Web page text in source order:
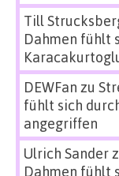
Till
Dahmen fühlt
DEWFan zu
fühlt sich
angegriffen
Ulrich Sander
Dahmen fühlt